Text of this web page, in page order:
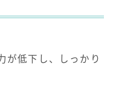
が低下し、しっかり